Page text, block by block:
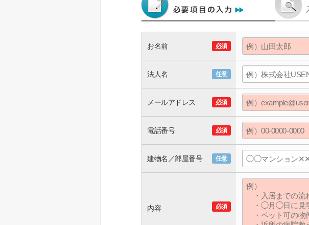
お名前 必須
法人名 任意
メールアドレス 必須
電話番号 必須
建物名／部屋番号 任意
内容 必須